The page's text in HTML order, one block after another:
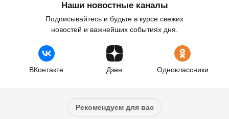
Наши новостные каналы
Подписывайтесь и будьте в курсе свежих
новостей и важнейших событиях дня.
ВКонтакте Дзен Одноклассники
Рекомендуем для вас